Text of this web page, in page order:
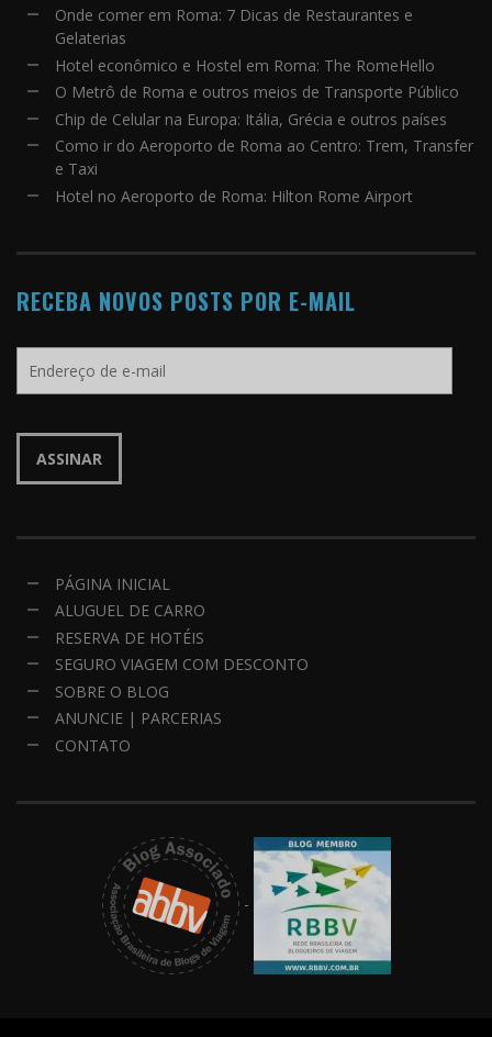
Onde comer em Roma: 7 Dicas de Restaurantes e
Gelaterias
Hotel econômico e Hostel em Roma: The RomeHello
O Metrô de Roma e outros meios de Transporte Público
Chip de Celular na Europa: Itália, Grécia e outros países
Como ir do Aeroporto de Roma ao Centro: Trem, Transfer
e Taxi
Hotel no Aeroporto de Roma: Hilton Rome Airport
RECEBA NOVOS POSTS POR E-MAIL
de
ASSINAR
PÁGINA INICIAL
ALUGUEL DE CARRO
RESERVA DE HOTÉIS
SEGURO VIAGEM COM DESCONTO
SOBRE O BLOG
ANUNCIE | PARCERIAS
CONTATO
-